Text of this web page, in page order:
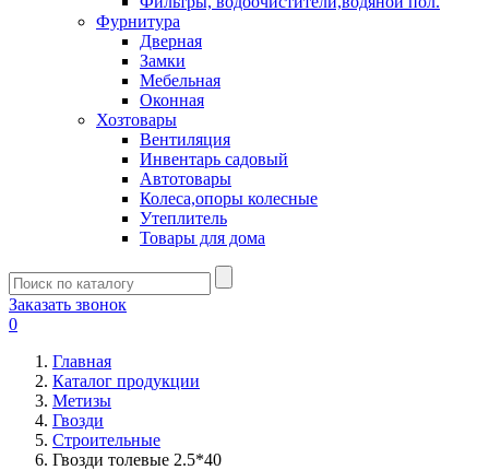
Фурнитура
Дверная
Замки
Мебельная
Оконная
Хозтовары
Вентиляция
Инвентарь садовый
Автотовары
Колеса,опоры колесные
Утеплитель
Товары для дома
Заказать звонок
0
Главная
Каталог продукции
Метизы
Гвозди
Строительные
Гвозди толевые 2.5*40